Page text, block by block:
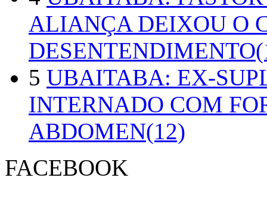
ALIANÇA DEIXOU O
5 UBAITABA: EX-
INTERNADO COM
ABDOMEN(12)
FACEBOOK